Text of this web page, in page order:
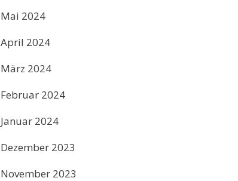
Mai 2024
April 2024
März 2024
Februar 2024
Januar 2024
Dezember 2023
November 2023